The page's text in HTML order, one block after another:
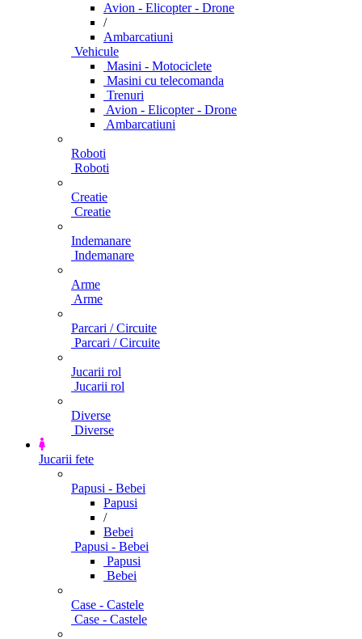
Avion - Elicopter - Drone
/
Ambarcatiuni
Vehicule
Masini - Motociclete
Masini cu telecomanda
Trenuri
Avion - Elicopter - Drone
Ambarcatiuni
Roboti
Roboti
Creatie
Creatie
Indemanare
Indemanare
Arme
Arme
Parcari / Circuite
Parcari / Circuite
Jucarii rol
Jucarii rol
Diverse
Diverse
Jucarii fete
Papusi - Bebei
Papusi
/
Bebei
Papusi - Bebei
Papusi
Bebei
Case - Castele
Case - Castele